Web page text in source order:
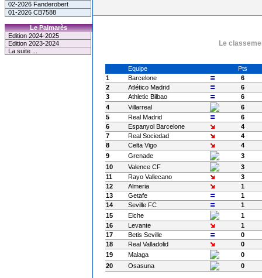
02-2026 Fanderobert
01-2026 CB7588
Le Palmarès
Edition 2024-2025
Edition 2023-2024
La suite ...
Le
Equipe
Pts
1
Barcelone
6
2
Atlético Madrid
6
3
Athletic Bilbao
6
4
Villarreal
6
5
Real Madrid
6
6
Espanyol Barcelone
4
7
Real Sociedad
4
8
Celta Vigo
4
9
Grenade
3
10
Valence CF
3
11
Rayo Vallecano
3
12
Almeria
1
13
Getafe
1
14
Seville FC
1
15
Elche
1
16
Levante
1
17
Betis Seville
0
18
Real Valladolid
0
19
Malaga
0
20
Osasuna 0